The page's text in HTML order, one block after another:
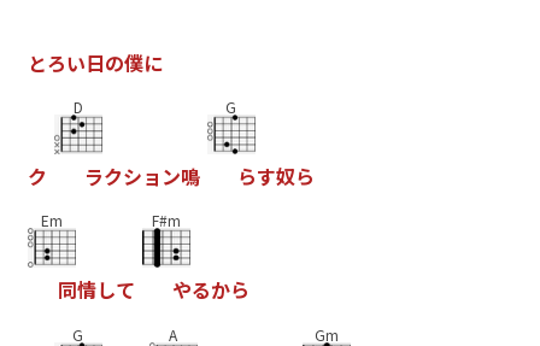
とろい日の僕に
ク
D
ラクショ ン鳴
G
らす奴ら
Em
同情して
F#m
やるから
G A Gm